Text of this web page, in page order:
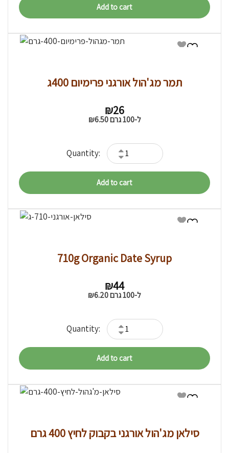
Add to cart
תמר מג'הול אורגני פרימיום 400ג
₪26
₪6.50 ל-100 גרם
Add to cart
710g Organic Date Syrup
₪44
₪6.20 ל-100 גרם
Add to cart
סילאן מג'הול אורגני בקבוק לחיץ 400 גרם